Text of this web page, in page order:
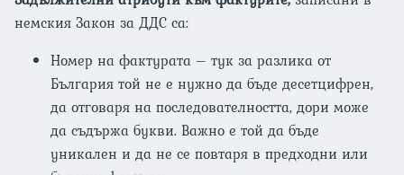
немския Закон за ДДС са:
Номер на фактурата – тук за разлика от
България той не е нужно да бъде десетцифрен,
да отговаря на последователността, дори може
да съдържа букви. Важно е той да бъде
уникален и да не се повтаря в предходни или